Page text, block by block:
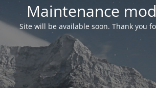
Maintenance
Site will be available soon. Thank you